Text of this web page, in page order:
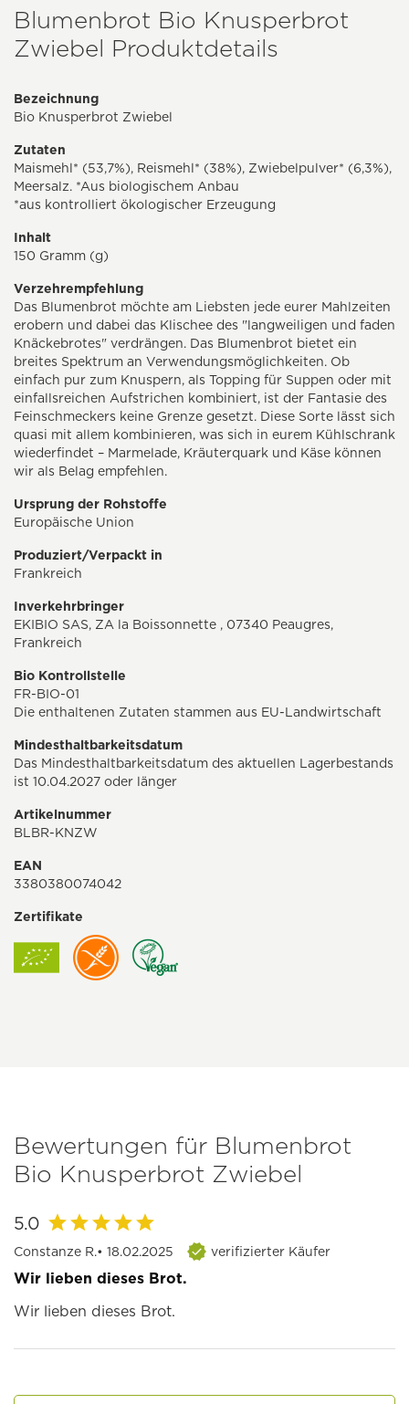
Blumenbrot Bio Knusperbrot
Zwiebel Produktdetails
Bezeichnung
Bio Knusperbrot Zwiebel
Zutaten
Maismehl* (53,7%), Reismehl* (38%), Zwiebelpulver* (6,3%),
Meersalz. *Aus biologischem Anbau
*aus kontrolliert ökologischer Erzeugung
Inhalt
150 Gramm (g)
Verzehrempfehlung
Das Blumenbrot möchte am Liebsten jede eurer Mahlzeiten
erobern und dabei das Klischee des "langweiligen und faden
Knäckebrotes" verdrängen. Das Blumenbrot bietet ein
breites Spektrum an Verwendungsmöglichkeiten. Ob
einfach pur zum Knuspern, als Topping für Suppen oder mit
einfallsreichen Aufstrichen kombiniert, ist der Fantasie des
Feinschmeckers keine Grenze gesetzt. Diese Sorte lässt sich
quasi mit allem kombinieren, was sich in eurem Kühlschrank
wiederfindet – Marmelade, Kräuterquark und Käse können
wir als Belag empfehlen.
Ursprung der Rohstoffe
Europäische Union
Produziert/Verpackt in
Frankreich
Inverkehrbringer
EKIBIO SAS, ZA la Boissonnette , 07340 Peaugres,
Frankreich
Bio Kontrollstelle
FR-BIO-01
Die enthaltenen Zutaten stammen aus EU-Landwirtschaft
Mindesthaltbarkeitsdatum
Das Mindesthaltbarkeitsdatum des aktuellen Lagerbestands
ist 10.04.2027 oder länger
Artikelnummer
BLBR-KNZW
EAN
3380380074042
Zertifikate
Bewertungen für Blumenbrot
Bio Knusperbrot Zwiebel
5.0
Constanze R.• 18.02.2025 verifizierter Käufer
Wir lieben dieses Brot.
Wir lieben dieses Brot.